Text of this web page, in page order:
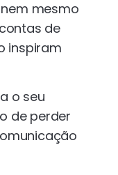
mesmo
de
inspiram
o seu
de perder